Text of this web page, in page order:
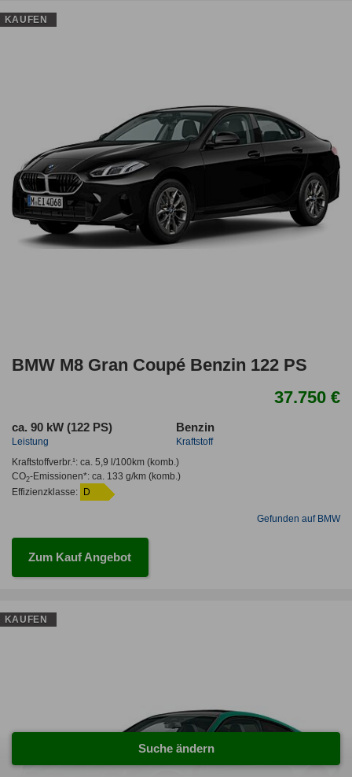
BMW M8 Gran Coupé Benzin 122 PS
37.750 €
ca. 90 kW (122 PS)
Leistung
Benzin
Kraftstoff
Kraftstoffverbr.¹: ca. 5,9 l/100km(komb.)
CO2-Emissionen*: ca. 133 g/km(komb.)
Effizienzklasse:
D
Gefunden auf BMW
Zum Kauf Angebot
KAUFEN
KAUFEN
Suche ändern